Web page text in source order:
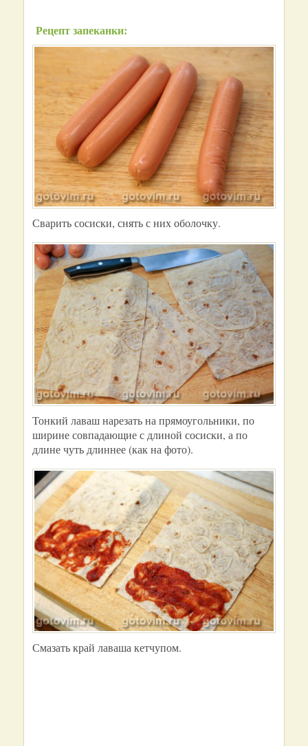
Рецепт запеканки:
Сварить сосиски, снять с них оболочку.
Тонкий лаваш нарезать на прямоугольники, по
ширине совпадающие с длиной сосиски, а по
длине чуть длиннее (как на фото).
Смазать край лаваша кетчупом.